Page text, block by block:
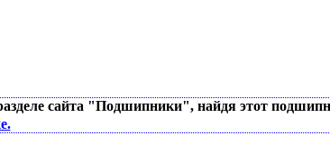
сайта "Подшипники", найдя этот